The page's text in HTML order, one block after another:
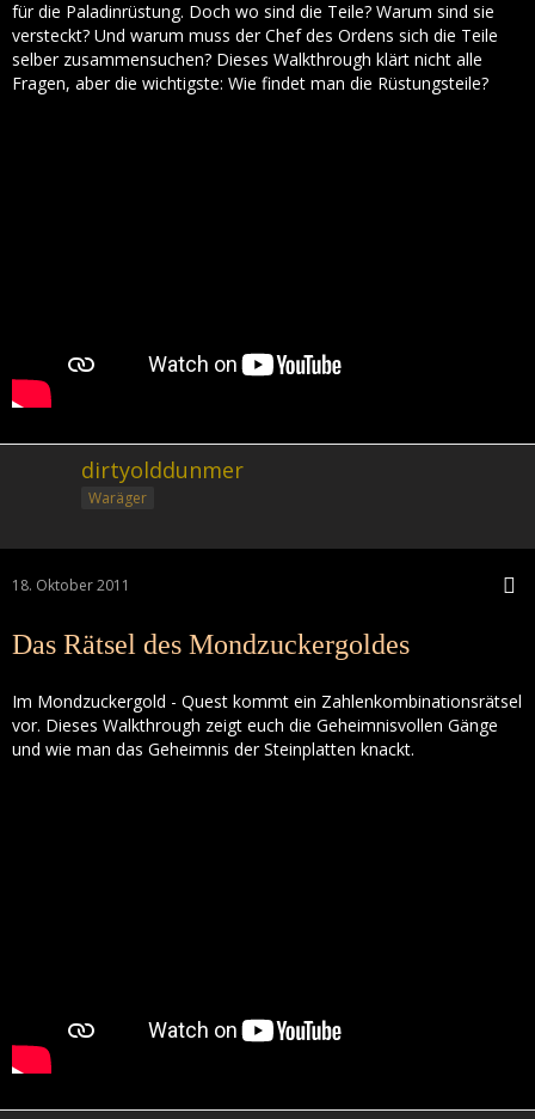
für die Paladinrüstung. Doch wo sind die Teile? Warum sind sie
versteckt? Und warum muss der Chef des Ordens sich die Teile
selber zusammensuchen? Dieses Walkthrough klärt nicht alle
Fragen, aber die wichtigste: Wie findet man die Rüstungsteile?
dirtyolddunmer
Waräger
18. Oktober 2011
Das Rätsel des Mondzuckergoldes
Im Mondzuckergold - Quest kommt ein Zahlenkombinationsrätsel
vor. Dieses Walkthrough zeigt euch die Geheimnisvollen Gänge
und wie man das Geheimnis der Steinplatten knackt.